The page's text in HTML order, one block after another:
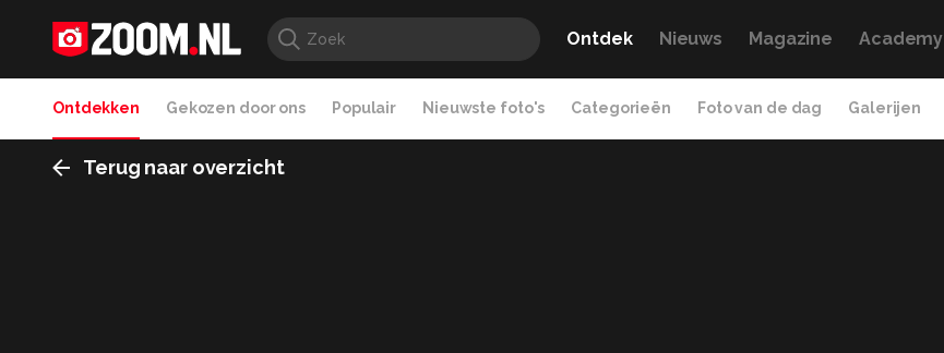
Ontdek Nieuws Magazine Academy
Ontdekken Gekozen door ons Populair Nieuwste foto's Categorieën Foto van de dag Galerijen
Terug naar overzicht